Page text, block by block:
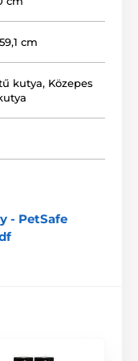
mm
591 mm x
cm
kutya, Közepes
- PetSafe